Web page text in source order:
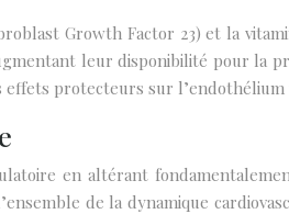
Growth Factor 23) et la
leur disponibilité pour la
protecteurs sur l’endothélium
en altérant
de la dynamique